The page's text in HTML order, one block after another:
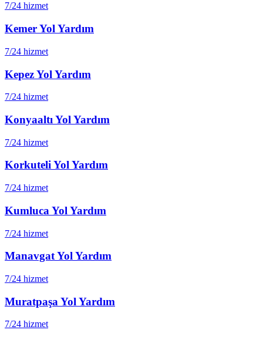
7/24 hizmet
KemerYol Yardım
7/24 hizmet
KepezYol Yardım
7/24 hizmet
Konyaaltı Yol Yardım
7/24 hizmet
KorkuteliYol Yardım
7/24 hizmet
Kumluca Yol Yardım
7/24 hizmet
ManavgatYol Yardım
7/24 hizmet
Muratpaşa Yol Yardım
7/24 hizmet